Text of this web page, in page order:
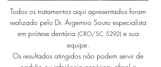
Todos os tratamentos aqui apresentados foram
realizado pelo Dr. Argemiro Souto especialista
em prótese dentária (CRO/SC 5292) e sua
equipe.
Os resultados atingidos não podem servir de